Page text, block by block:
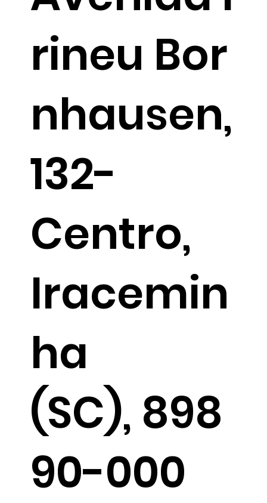
rineu Bor
nhausen,
132-
Centro,
Iracemin
ha
(SC), 898
90-000